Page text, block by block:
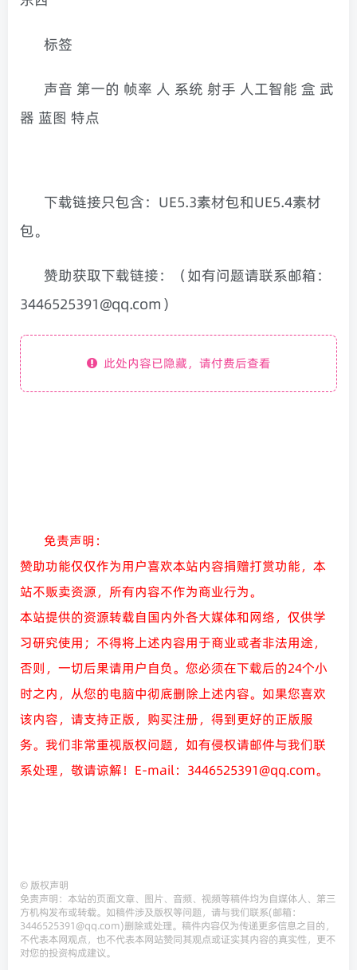
标签
声音 第一的 帧率 人 系统 射手 人工智能 盒 武
器 蓝图 特点
下载链接只包含：UE5.3素材包和UE5.4素材
包。
赞助获取下载链接：（如有问题请联系邮箱：
3446525391@qq.com）
此处内容已隐藏，请付费后查看
免责声明：
赞助功能仅仅作为用户喜欢本站内容捐赠打赏功能，本
站不贩卖资源，所有内容不作为商业行为。
本站提供的资源转载自国内外各大媒体和网络，仅供学
习研究使用；不得将上述内容用于商业或者非法用途，
否则，一切后果请用户自负。您必须在下载后的24个小
时之内，从您的电脑中彻底删除上述内容。如果您喜欢
该内容，请支持正版，购买注册，得到更好的正版服
务。我们非常重视版权问题，如有侵权请邮件与我们联
系处理，敬请谅解！E-mail：3446525391@qq.com。
© 版权声明
免责声明：本站的页面文章、图片、音频、视频等稿件均为自媒体人、第三
方机构发布或转载。如稿件涉及版权等问题，请与我们联系(邮箱：
3446525391@qq.com)删除或处理。稿件内容仅为传递更多信息之目的，
不代表本网观点，也不代表本网站赞同其观点或证实其内容的真实性，更不
对您的投资构成建议。